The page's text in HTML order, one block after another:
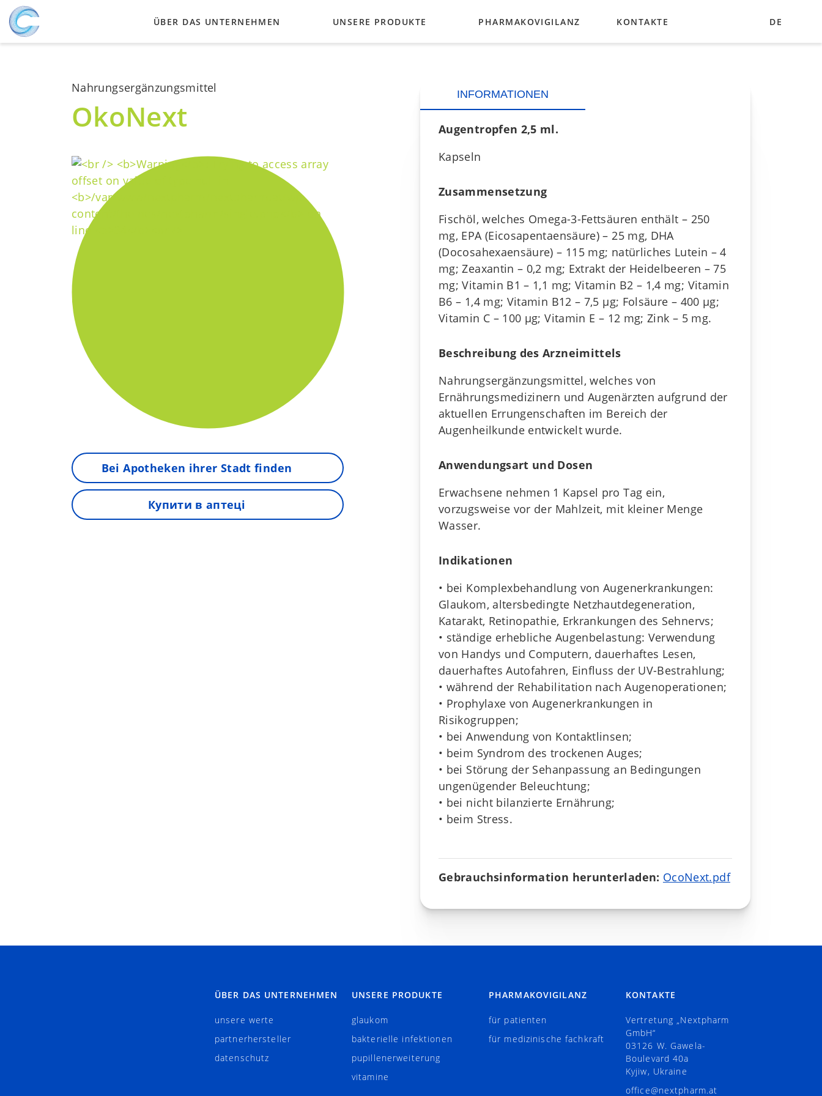
DE
ÜBER DAS UNTERNEHMEN UNSERE PRODUKTE
BAKTERIELLE INFEKTIONEN
PUPILLENERWEITERUNG
VOLLSTÄNDIGES SORTIMENT
PHARMAKOVIGILANZ KONTAKTE
Nahrungsergänzungsmittel
OkoNext
Bei Apotheken ihrer Stadt finden
Купити в аптеці
INFORMATIONEN
Augentropfen 2,5 ml.
Kapseln
Zusammensetzung
Fischöl, welches Omega-3-Fettsäuren enthält – 250
mg, EPA (Eicosapentaensäure) – 25 mg, DHA
(Docosahexaensäure) – 115 mg; natürliches Lutein – 4
mg; Zeaxantin – 0,2 mg; Extrakt der Heidelbeeren – 75
mg; Vitamin В1 – 1,1 mg; Vitamin В2 – 1,4 mg; Vitamin
В6 – 1,4 mg; Vitamin В12 – 7,5 μg; Folsäure – 400 μg;
Vitamin С – 100 μg; Vitamin Е – 12 mg; Zink – 5 mg.
Beschreibung des Arzneimittels
Nahrungsergänzungsmittel, welches von
Ernährungsmedizinern und Augenärzten aufgrund der
aktuellen Errungenschaften im Bereich der
Augenheilkunde entwickelt wurde.
Anwendungsart und Dosen
Erwachsene nehmen 1 Kapsel pro Tag ein,
vorzugsweise vor der Mahlzeit, mit kleiner Menge
Wasser.
Indikationen
• bei Komplexbehandlung von Augenerkrankungen:
Glaukom, altersbedingte Netzhautdegeneration,
Katarakt, Retinopathie, Erkrankungen des Sehnervs;
• ständige erhebliche Augenbelastung: Verwendung
von Handys und Computern, dauerhaftes Lesen,
dauerhaftes Autofahren, Einfluss der UV-Bestrahlung;
• während der Rehabilitation nach Augenoperationen;
• Prophylaxe von Augenerkrankungen in
Risikogruppen;
• bei Anwendung von Kontaktlinsen;
• beim Syndrom des trockenen Auges;
• bei Störung der Sehanpassung an Bedingungen
ungenügender Beleuchtung;
• bei nicht bilanzierte Ernährung;
• beim Stress.
Gebrauchsinformation herunterladen: OcoNext.pdf
ÜBER DAS UNTERNEHMEN
unsere werte
partnerhersteller
datenschutz
UNSERE PRODUKTE
glaukom
bakterielle infektionen
pupillenerweiterung
vitamine
PHARMAKOVIGILANZ
für patienten
für medizinische fachkraft
KONTAKTE
Vertretung „Nextpharm
GmbH“
03126 W. Gawela-
Boulevard 40а
Kyjiw, Ukraine
office@nextpharm.at